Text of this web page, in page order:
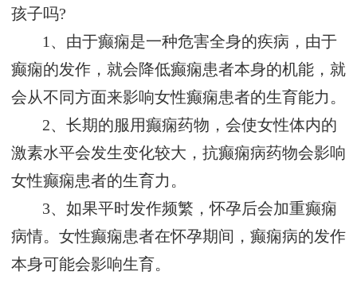
孩子吗?
1、由于癫痫是一种危害全身的疾病，由于
癫痫的发作，就会降低癫痫患者本身的机能，就
会从不同方面来影响女性癫痫患者的生育能力。
2、长期的服用癫痫药物，会使女性体内的
激素水平会发生变化较大，抗癫痫病药物会影响
女性癫痫患者的生育力。
3、如果平时发作频繁，怀孕后会加重癫痫
病情。女性癫痫患者在怀孕期间，癫痫病的发作
本身可能会影响生育。